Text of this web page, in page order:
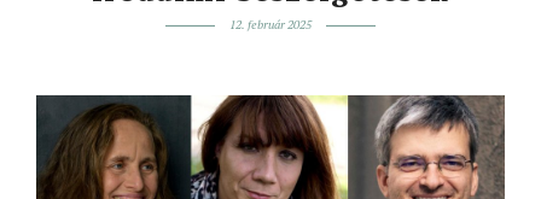
12. február 2025